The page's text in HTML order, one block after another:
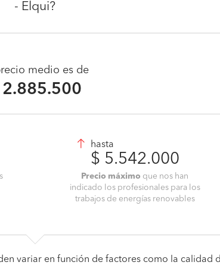
- Elqui?
medio es de
2.885.500
hasta
$ 5.542.000
Precio máximo que nos han
indicado los profesionales para los
trabajos de energías renovables
variar en función de factores como la calidad